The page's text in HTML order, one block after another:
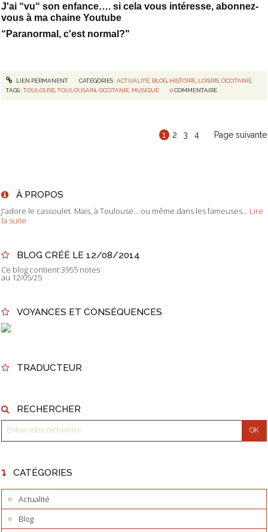
J'ai “vu“ son enfance…. si cela vous intéresse, abonnez-
vous à ma chaine Youtube
“Paranormal, c'est normal?"
LIEN PERMANENT CATÉGORIES :ACTUALITÉ, BLOG, HISTOIRE, LOISIRS, OCCITANIE
TAGS :TOULOUSE,TOULOUSAIN,OCCITANIE, MUSIQUE 0 COMMENTAIRE
1 2 3 4 Page suivante
À PROPOS
J'adore le cassoulet. Mais, à Toulouse... ou même dans les fameuses...
Lire
la suite
BLOG CRÉÉ LE 12/08/2014
Ce blog contient 3955 notes
au 12/05/25
VOYANCES ET CONSÉQUENCES
TRADUCTEUR
RECHERCHER
CATÉGORIES
Actualité
Blog